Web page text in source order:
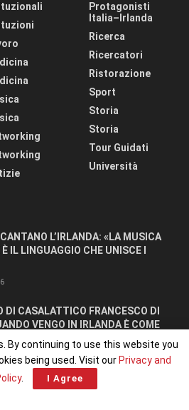
Protagonisti
Italia–Irlanda
Ricerca
Ricercatori
Ristorazione
Sport
Storia
Storia
Tour Guidati
Università
L’IRLANDA: «LA MUSICA
È IL LINGUAGGIO CHE UNISCE I
DI CASALATTICO FRANCESCO DI
VENGO IN IRLANDA È COME
CASA».
By continuing to use this website you
being used. Visit our Privacy and
. I Agree